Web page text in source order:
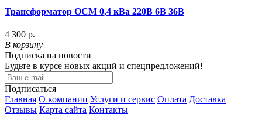
Трансформатор ОСМ 0,4 кВа 220В 6В 36В
4 300 р.
В корзину
Подписка на новости
Будьте в курсе новых акций и спецпредложений!
Подписаться
Главная О компании Услуги и сервис Оплата Доставка
Отзывы Карта сайта Контакты